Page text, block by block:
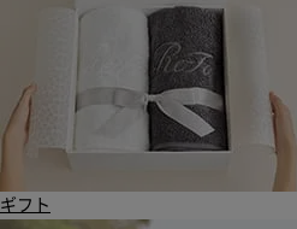
ギフト